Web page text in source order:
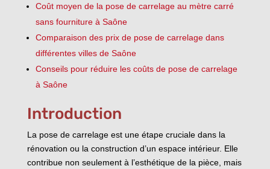
Coût moyen de la pose de carrelage au mètre carré
sans fourniture à Saône
Comparaison des prix de pose de carrelage dans
différentes villes de Saône
Conseils pour réduire les coûts de pose de carrelage
à Saône
Introduction
La pose de carrelage est une étape cruciale dans la
rénovation ou la construction d’un espace intérieur. Elle
contribue non seulement à l’esthétique de la pièce, mais